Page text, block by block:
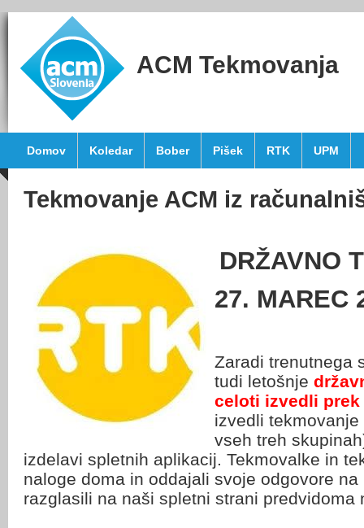
ACM Tekmovanja
Domov Koledar Bober Pišek RTK UPM
Tekmovanje ACM iz
DRŽAVNO
27. MAREC
Zaradi trenutnega
tudi letošnje
celoti izvedli prek
izvedli
vseh treh
izdelavi spletnih aplikacij. Tekmovalke in
naloge doma in oddajali svoje odgovore
razglasili na naši spletni strani predvidoma